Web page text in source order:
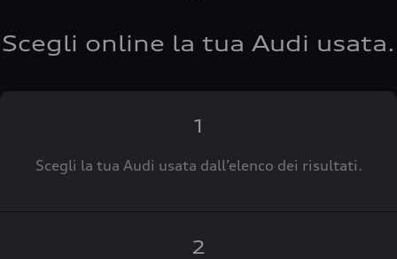
Scegli online la tua Audi usata.
1
Scegli la tua Audi usata dall’elenco dei risultati.
2